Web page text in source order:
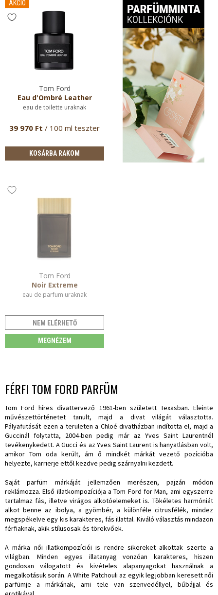
AKCIÓ
Tom Ford
Eau d'Ombré Leather
eau de toilette uraknak
39 970 Ft / 100 ml teszter
KOSÁRBA RAKOM
Tom Ford
Noir Extreme
eau de parfum uraknak
NEM ELÉRHETŐ
MEGNÉZEM
FÉRFI TOM FORD PARFÜM
Tom Ford híres divattervező 1961-ben született Texasban. Eleinte
művészettörténetet tanult, majd a divat világát választotta.
Pályafutását ezen a területen a Chloé divatházban indította el, majd a
Guccinál folytatta, 2004-ben pedig már az Yves Saint Laurentnél
tevékenykedett. A Gucci és az Yves Saint Laurent is hanyatlásban volt,
amikor Tom oda került, ám ő mindkét márkát vezető pozícióba
helyezte, karrierje ettől kezdve pedig szárnyalni kezdett.
Saját parfüm márkáját jellemzően merészen, pajzán módon
reklámozza. Első illatkompozíciója a Tom Ford for Man, ami egyszerre
tartalmaz fás, illetve virágos alkotóelemeket is. Tökéletes harmóniát
alkot benne az ibolya, a gyömbér, a különféle citrusfélék, mindez
megspékelve egy kis karakteres, fás illattal. Kiváló választás mindazon
férfiaknak, akik stílusosak és törekvőek.
A márka női illatkompozíciói is rendre sikereket alkottak szerte a
világban. Minden egyes illatanyag vonzóan karakteres, hiszen
gondosan válogatott és kivételes alapanyagokat használnak a
megalkotásuk során. A White Patchouli az egyik legjobban keresett női
parfümje a márkának, ami tele van szenvedéllyel, bűbájjal és